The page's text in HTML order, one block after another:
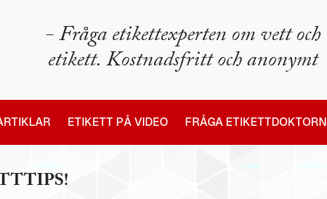
- Fråga etikettexperten om vett och
etikett. Kostnadsfritt och anonymt
ETIKETT PÅ VIDEO FRÅGA ETIKETTDOKTORN